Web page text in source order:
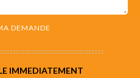
IMMEDIATEMENT